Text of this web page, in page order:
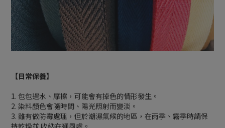
【日常保養】
1. 包包遇水、摩擦，可能會有掉色的情形發生。
2. 染料顏色會隨時間、陽光照射而變淡。
3. 雖有做防霉處理，但於潮濕氣候的地區，在雨季、霧季時請保
持乾燥並 收納在通風處。